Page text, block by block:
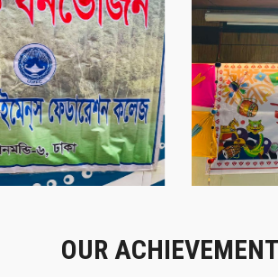
২০২৫ বাংলা
OUR ACHIEVEMENT